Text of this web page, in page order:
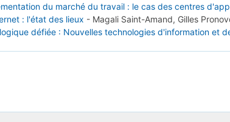
du marché du travail : le cas des centres
: l'état des lieux - Magali Saint-Amand, Gilles
défiée : Nouvelles technologies d'information et